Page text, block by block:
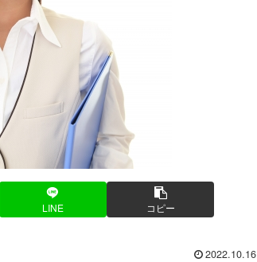
LINE コピー
2022.10.16